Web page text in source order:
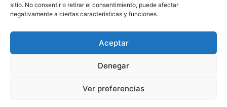
sitio. No consentir o retirar el consentimiento, puede afectar
negativamente a ciertas características y funciones.
Aceptar
Denegar
Ver preferencias
Información Cultural de Málaga y otros de interés general
Contact us:musicamalaga55@gmail.com
FOLLOW US